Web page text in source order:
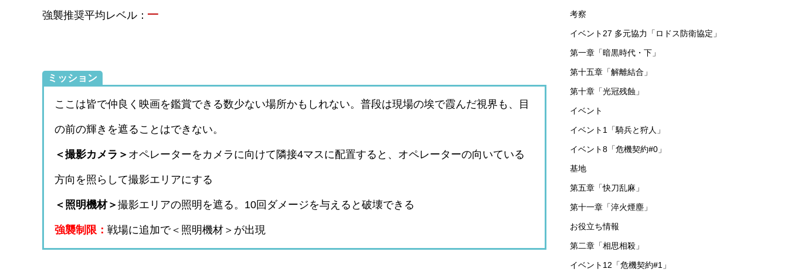
強襲推奨平均レベル： –
ミッション
ここは皆で仲良く映画を鑑賞できる数少ない場所かもしれない。普段は現場の埃で霞んだ視界も、目
の前の輝きを遮ることはできない。
＜撮影カメラ＞ オペレーターをカメラに向けて隣接4マスに配置すると、オペレーターの向いている
方向を照らして撮影エリアにする
＜照明機材＞撮影エリアの照明を遮る。10回ダメージを与えると破壊できる
強襲制限： 戦場に追加で＜照明機材＞が出現
考察
イベント27 多元協力「ロドス防衛協定」
第一章「暗黒時代・下」
第十五章「解離結合」
第十章「光冠残蝕」
イベント
イベント1「騎兵と狩人」
イベント8「危機契約#0」
基地
第五章「快刀乱麻」
第十一章「淬火煙塵」
お役立ち情報
第二章「相思相殺」
イベント12「危機契約#1」